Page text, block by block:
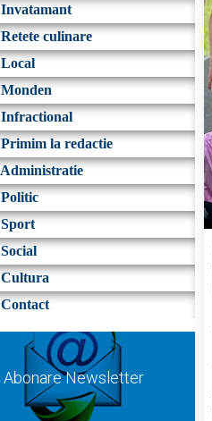
Invatamant
Retete culinare
Local
Monden
Infractional
Primim la redactie
Administratie
Politic
Sport
Social
Cultura
Contact
Abonare Newsletter